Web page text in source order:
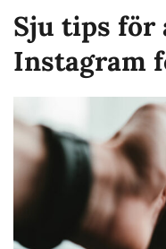
Sju tips för
Instagram